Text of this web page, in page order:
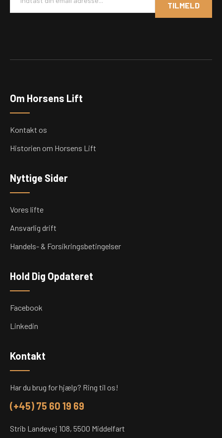
a
TILMELD
Om Horsens Lift
Kontakt os
Historien om Horsens Lift
Nyttige Sider
Vores lifte
Ansvarlig drift
Handels- & Forsikringsbetingelser
Hold Dig Opdateret
Facebook
Linkedin
Kontakt
Har du brug for hjælp? Ring til os!
(+45) 75 60 19 69
Strib Landevej 108, 5500 Middelfart